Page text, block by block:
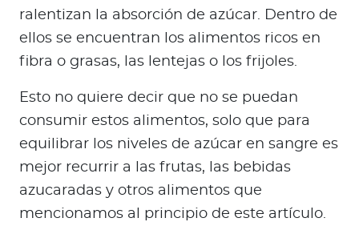
ralentizan la absorción de azúcar. Dentro de
ellos se encuentran los alimentos ricos en
fibra o grasas, las lentejas o los frijoles.
Esto no quiere decir que no se puedan
consumir estos alimentos, solo que para
equilibrar los niveles de azúcar en sangre es
mejor recurrir a las frutas, las bebidas
azucaradas y otros alimentos que
mencionamos al principio de este artículo.